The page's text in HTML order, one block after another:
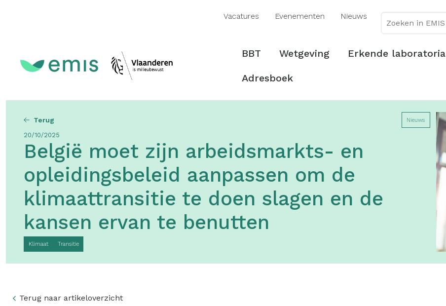
inhoud
Vacatures Evenementen Nieuws
Hoofdmenu
BBT Wetgeving Erkende laboratoria
Adresboek
Terug Nieuws
20/10/2025
België moet zijn arbeidsmarkts- en
opleidingsbeleid aanpassen om de
klimaattransitie te doen slagen en de
kansen ervan te benutten
Klimaat Transitie
Terug naar artikeloverzicht